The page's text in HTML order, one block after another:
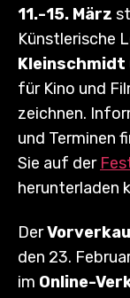
11.-15. März
Künstlerische
Kleinschmidt
für Kino und
zeichnen.
und Terminen
Sie auf der
herunterladen
Der
den 23.
im Online-